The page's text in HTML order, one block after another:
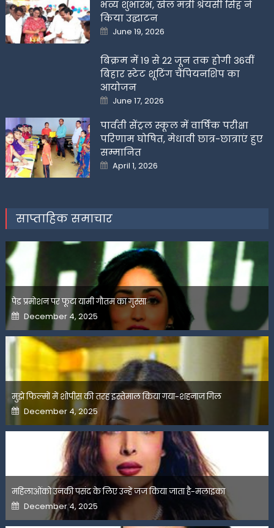
भव्य शुभारंभ, खेल मंत्री श्रेयसी सिंह ने
किया उद्घाटन
Posted
on
June 19, 2026
बिक्रम में 19 से 22 जून तक होगी 36वीं
बिहार स्टेट शूटिंग चैंपियनशिप का
आयोजन
Posted
on
June 17, 2026
पार्वती सेंट्रल स्कूल में वार्षिक परीक्षा
परिणाम घोषित, मेधावी छात्र-छात्राएं हुए
सम्मानित
Posted
on
April 1, 2026
साप्ताहिक समाचार
पेड प्रमोशन पर फूटा यामी गौतम का गुस्सा
Posted
on
December 4, 2025
मुझे फिल्मों में शोपीस की तरह इस्तेमाल किया गया-शहनाज गिल
Posted
on
December 4, 2025
महिलाओंको उनकी पसंद के लिए उन्हें जज किया जाता है-मलाइका
Posted
on
December 4, 2025